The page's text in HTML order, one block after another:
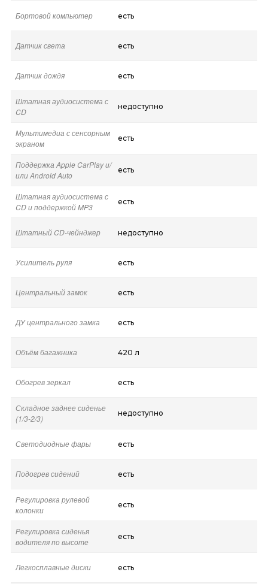
Бортовой компьютер есть
Датчик света есть
Датчик дождя есть
Штатная аудиосистема с
CD
недоступно
Мультимедиа с сенсорным
экраном
есть
Поддержка Apple CarPlay и/
или Android Auto
есть
Штатная аудиосистема с
CD и поддержкой MP3
есть
Штатный CD-чейнджер недоступно
Усилитель руля есть
Центральный замок есть
ДУ центрального замка есть
Объём багажника 420 л
Обогрев зеркал есть
Складное заднее сиденье
(1/3-2/3)
недоступно
Светодиодные фары есть
Подогрев сидений есть
Регулировка рулевой
колонки
есть
Регулировка сиденья
водителя по высоте
есть
Легкосплавные диски есть